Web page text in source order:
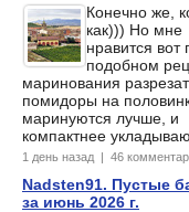
Конечно же,
как))) Но мне
нравится вот
подобном
маринования
помидоры на
маринуются лучше, и
компактнее
1 день назад | 46
Nadsten91. Пустые
за июнь 2026 г.